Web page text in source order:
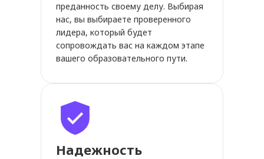
преданность своему делу. Выбирая
нас, вы выбираете проверенного
лидера, который будет
сопровождать вас на каждом этапе
вашего образовательного пути.
Надежность